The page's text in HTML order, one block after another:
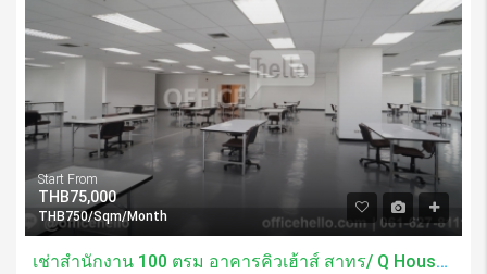
Start From
THB75,000
THB750/Sqm/Month
เช่าสำนักงาน 100 ตรม อาคารคิวเฮ้าส์ สาทร/ Q House Sathorn